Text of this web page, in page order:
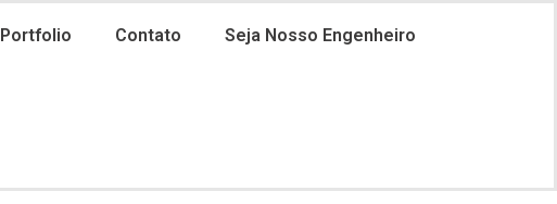
Portfolio Contato Seja Nosso Engenheiro